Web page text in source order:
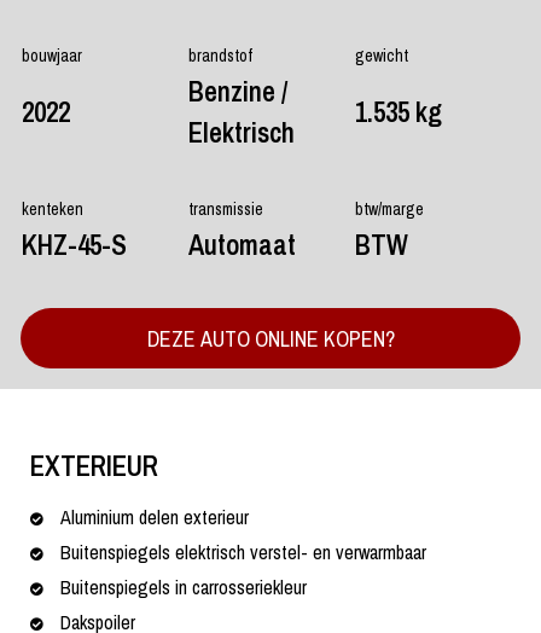
bouwjaar brandstof gewicht
2022
Benzine /
Elektrisch
1.535 kg
kenteken transmissie btw/marge
KHZ-45-S Automaat BTW
DEZE AUTO ONLINE KOPEN?
EXTERIEUR
Aluminium delen exterieur
Buitenspiegels elektrisch verstel- en verwarmbaar
Buitenspiegels in carrosseriekleur
Dakspoiler